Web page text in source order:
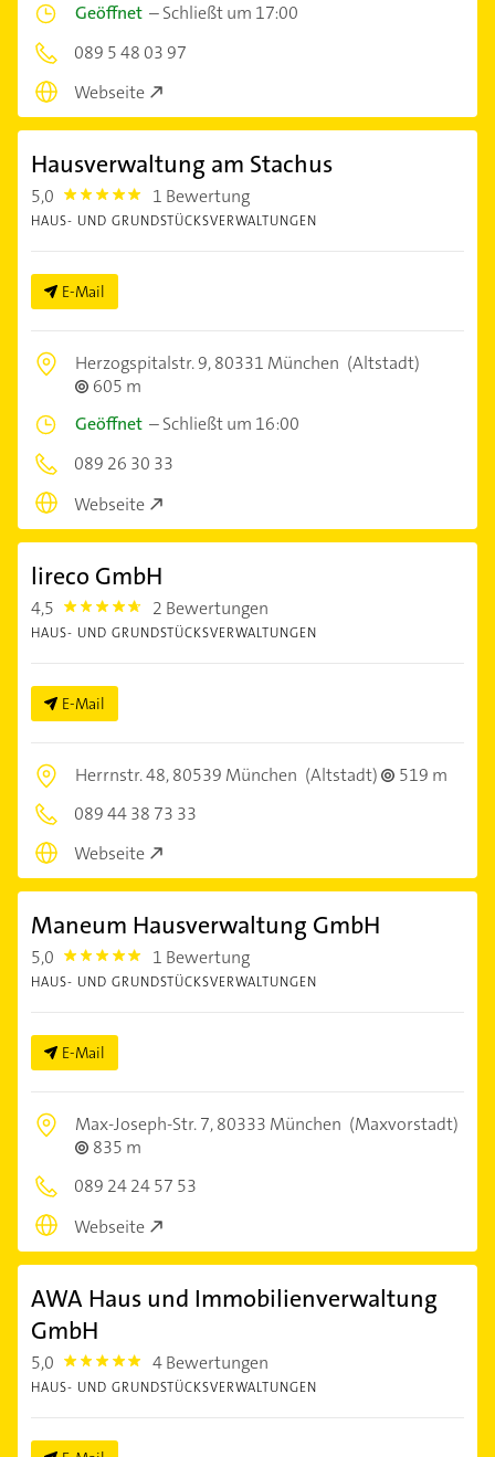
Geöffnet –Schließt um 17:00
089 5 48 03 97
Webseite
Hausverwaltung am Stachus
5,0 5.0 1 Bewertung
HAUS- UND GRUNDSTÜCKSVERWALTUNGEN
E-Mail
Herzogspitalstr. 9,80331 München (Altstadt)
605 m
Geöffnet –Schließt um 16:00
089 26 30 33
Webseite
lireco GmbH
4,5 4.5 2 Bewertungen
HAUS- UND GRUNDSTÜCKSVERWALTUNGEN
E-Mail
Herrnstr. 48,80539 München (Altstadt)
519 m
089 44 38 73 33
Webseite
Maneum Hausverwaltung GmbH
5,0 5.0 1 Bewertung
HAUS- UND GRUNDSTÜCKSVERWALTUNGEN
E-Mail
Max-Joseph-Str. 7,80333 München (Maxvorstadt)
835 m
089 24 24 57 53
Webseite
AWA Haus und Immobilienverwaltung
GmbH
5,0 5.0 4 Bewertungen
HAUS- UND GRUNDSTÜCKSVERWALTUNGEN